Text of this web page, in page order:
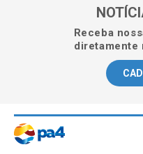
Receba
diretamente